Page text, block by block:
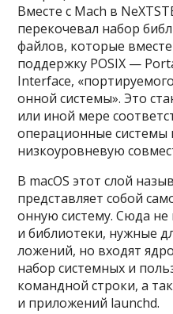
Вмес­те с Mach в
переко­чевал набор
фай­лов, которые
под­дер­жку POSIX —
Interface,
онной сис­темы». Это
или иной мере
опе­раци­онные сис­темы
низ­коуров­невую
В macOS этот слой
пред­став­ляет собой
онную сис­тему. Сюда не
и биб­лиоте­ки, нуж­ные
ложе­ний, но вхо­дят
набор сис­темных и
коман­дной стро­ки, а
и при­ложе­ний launchd.